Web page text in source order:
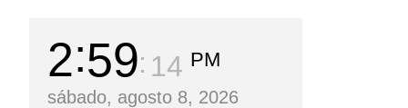
2 59 15 PM
sábado, agosto 8, 2026